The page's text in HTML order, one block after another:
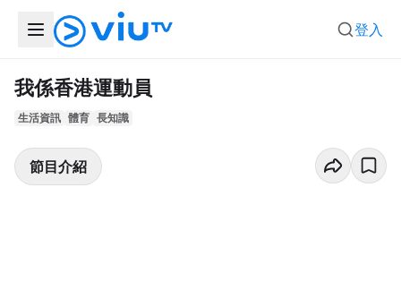
登入
我係香港運動員
生活資訊 體育 長知識
節目介紹